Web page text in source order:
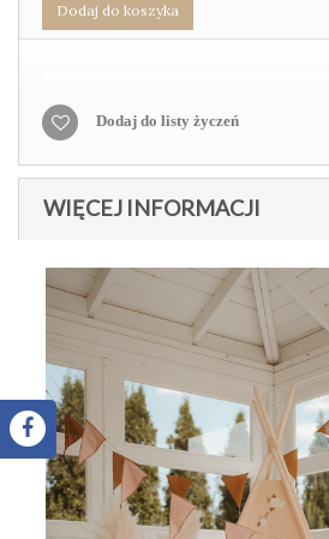
Dodaj do koszyka
Dodaj do listy życzeń
WIĘCEJ INFORMACJI